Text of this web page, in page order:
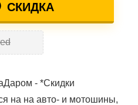
СКИДКА
- *Скидки
на на авто- и мотошины,